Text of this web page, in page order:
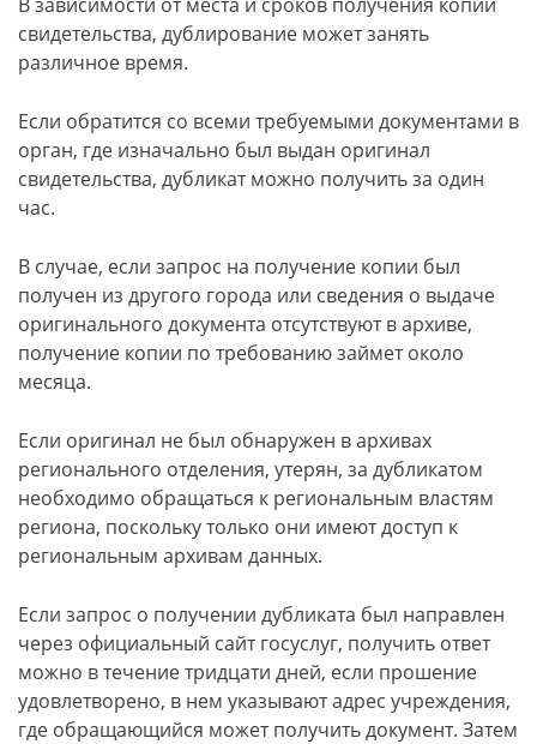
свидетельства, дублирование может занять
различное время.
Если обратится со всеми требуемыми документами в
орган, где изначально был выдан оригинал
свидетельства, дубликат можно получить за один
час.
В случае, если запрос на получение копии был
получен из другого города или сведения о выдаче
оригинального документа отсутствуют в архиве,
получение копии по требованию займет около
месяца.
Если оригинал не был обнаружен в архивах
регионального отделения, утерян, за дубликатом
необходимо обращаться к региональным властям
региона, поскольку только они имеют доступ к
региональным архивам данных.
Если запрос о получении дубликата был направлен
через официальный сайт госуслуг, получить ответ
можно в течение тридцати дней, если прошение
удовлетворено, в нем указывают адрес учреждения,
где обращающийся может получить документ. Затем